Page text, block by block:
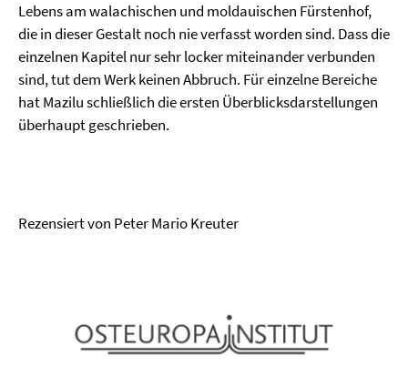
Lebens am walachischen und moldauischen Fürstenhof,
die in dieser Gestalt noch nie verfasst worden sind. Dass die
einzelnen Kapitel nur sehr locker miteinander verbunden
sind, tut dem Werk keinen Abbruch. Für einzelne Bereiche
hat Mazilu schließlich die ersten Überblicksdarstellungen
überhaupt geschrieben.
Rezensiert von Peter Mario Kreuter